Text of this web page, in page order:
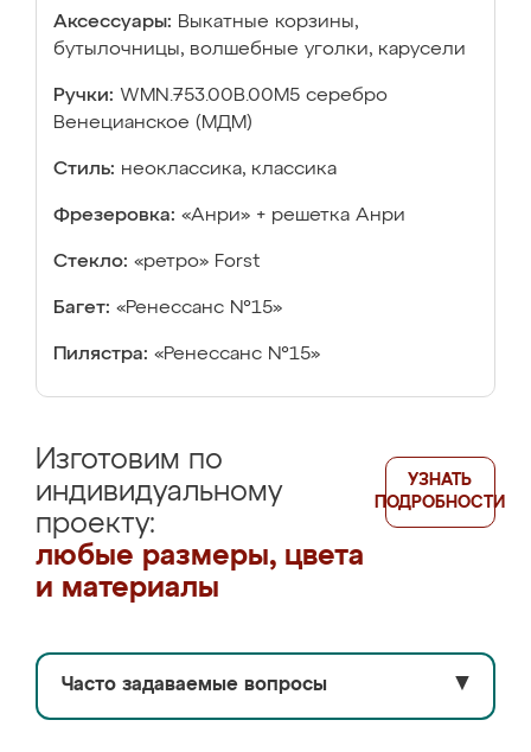
Аксессуары: Выкатные корзины,
бутылочницы, волшебные уголки, карусели
Ручки: WMN.753.00B.00M5 серебро
Венецианское (МДМ)
Стиль: неоклассика, классика
Фрезеровка: «Анри» + решетка Анри
Стекло: «ретро» Forst
Багет: «Ренессанс №15»
Пилястра: «Ренессанс №15»
Изготовим по
индивидуальному
проекту:
любые размеры, цвета
и материалы
УЗНАТЬ
ПОДРОБНОСТИ
Часто задаваемые вопросы ▼